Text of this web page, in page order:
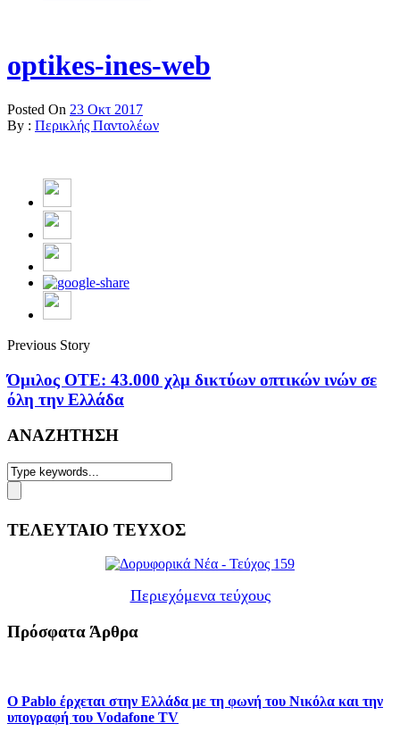
optikes-ines-web
Posted On 23 Οκτ 2017
By : Περικλής Παντολέων
Previous Story
Όμιλος ΟΤΕ: 43.000 χλμ δικτύων οπτικών ινών σε
όλη την Ελλάδα
ΑΝΑΖΗΤΗΣΗ
ΤΕΛΕΥΤΑΙΟ ΤΕΥΧΟΣ
Περιεχόμενα τεύχους
Πρόσφατα Άρθρα
Ο Pablo έρχεται στην Ελλάδα με τη φωνή του Νικόλα και την
υπογραφή του Vodafone TV